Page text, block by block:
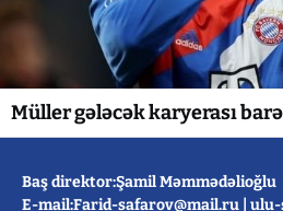
Müller gələcək karyerası
Baş direktor:Şamil Məmmədəlioğlu
E-mail:Farid-safarov@mail.ru ulu-